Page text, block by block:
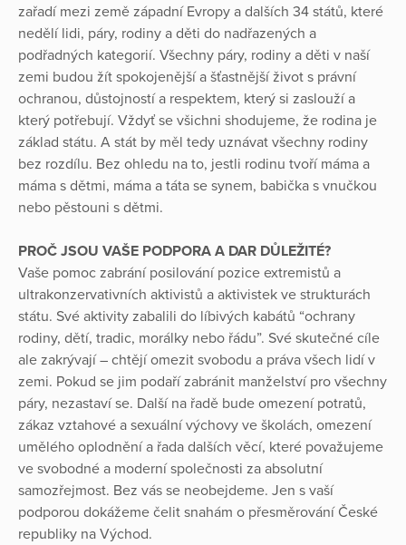
zařadí mezi země západní Evropy a dalších 34 států, které
nedělí lidi, páry, rodiny a děti do nadřazených a
podřadných kategorií. Všechny páry, rodiny a děti v naší
zemi budou žít spokojenější a šťastnější život s právní
ochranou, důstojností a respektem, který si zaslouží a
který potřebují. Vždyť se všichni shodujeme, že rodina je
základ státu. A stát by měl tedy uznávat všechny rodiny
bez rozdílu. Bez ohledu na to, jestli rodinu tvoří máma a
máma s dětmi, máma a táta se synem, babička s vnučkou
nebo pěstouni s dětmi.
PROČ JSOU VAŠE PODPORA A DAR DŮLEŽITÉ?
Vaše pomoc zabrání posilování pozice extremistů a
ultrakonzervativních aktivistů a aktivistek ve strukturách
státu. Své aktivity zabalili do líbivých kabátů “ochrany
rodiny, dětí, tradic, morálky nebo řádu”. Své skutečné cíle
ale zakrývají – chtějí omezit svobodu a práva všech lidí v
zemi. Pokud se jim podaří zabránit manželství pro všechny
páry, nezastaví se. Další na řadě bude omezení potratů,
zákaz vztahové a sexuální výchovy ve školách, omezení
umělého oplodnění a řada dalších věcí, které považujeme
ve svobodné a moderní společnosti za absolutní
samozřejmost. Bez vás se neobejdeme. Jen s vaší
podporou dokážeme čelit snahám o přesměrování České
republiky na Východ.